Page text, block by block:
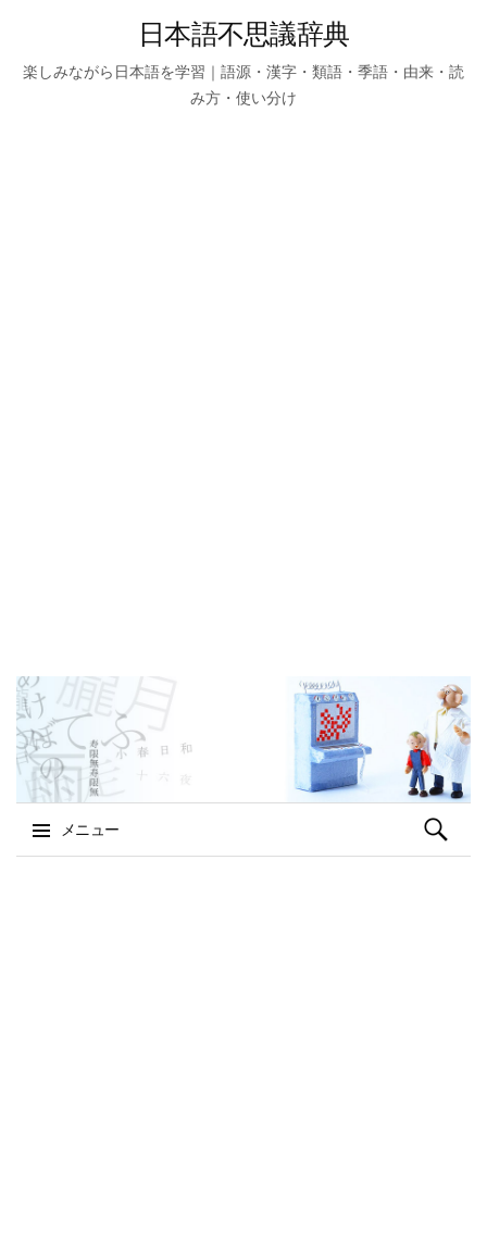
日本語不思議辞典
楽しみながら日本語を学習｜語源・漢字・類語・季語・由来・読
み方・使い分け
メニュー
検
索: